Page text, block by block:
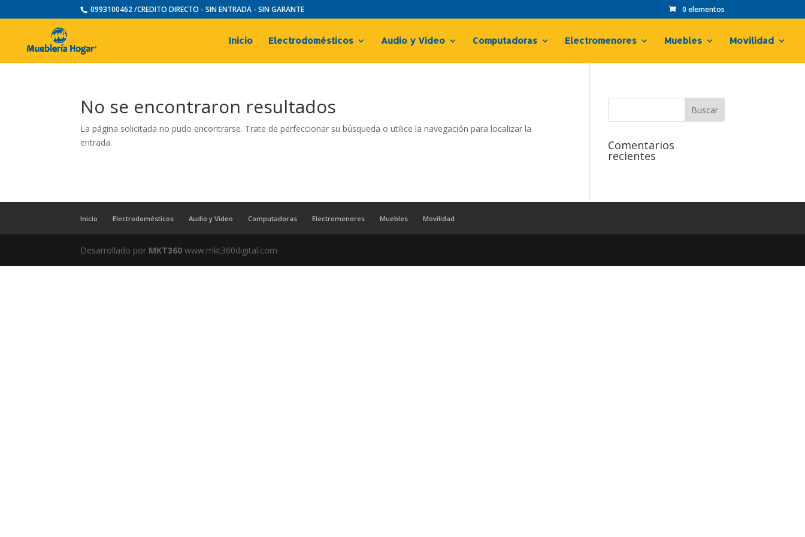
0993100462 /CREDITO DIRECTO - SIN ENTRADA - SIN GARANTE 0 elementos
Inicio Electrodomésticos Audio y Video Computadoras Electromenores Muebles Movilidad
No se encontraron resultados
La página solicitada no pudo encontrarse. Trate de perfeccionar su búsqueda o utilice la navegación para localizar la
entrada.
Comentarios
recientes
Inicio Electrodomésticos Audio y Video Computadoras Electromenores Muebles Movilidad
Desarrollado por MKT360 www.mkt360digital.com